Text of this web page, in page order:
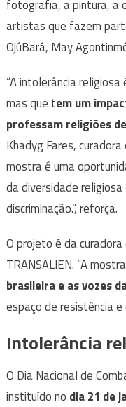
fotografia, a pintura, a
artistas que fazem
OjúBará, May
“A intolerância
mas que tem um
professam religiões
Khadyg Fares,
mostra é uma
da diversidade
discriminação.”, reforça.
O projeto é da
TRANSÄLIEN. “A
brasileira e as vozes
espaço de resistência e
Intolerância
O Dia Nacional de
instituído no dia 21 de